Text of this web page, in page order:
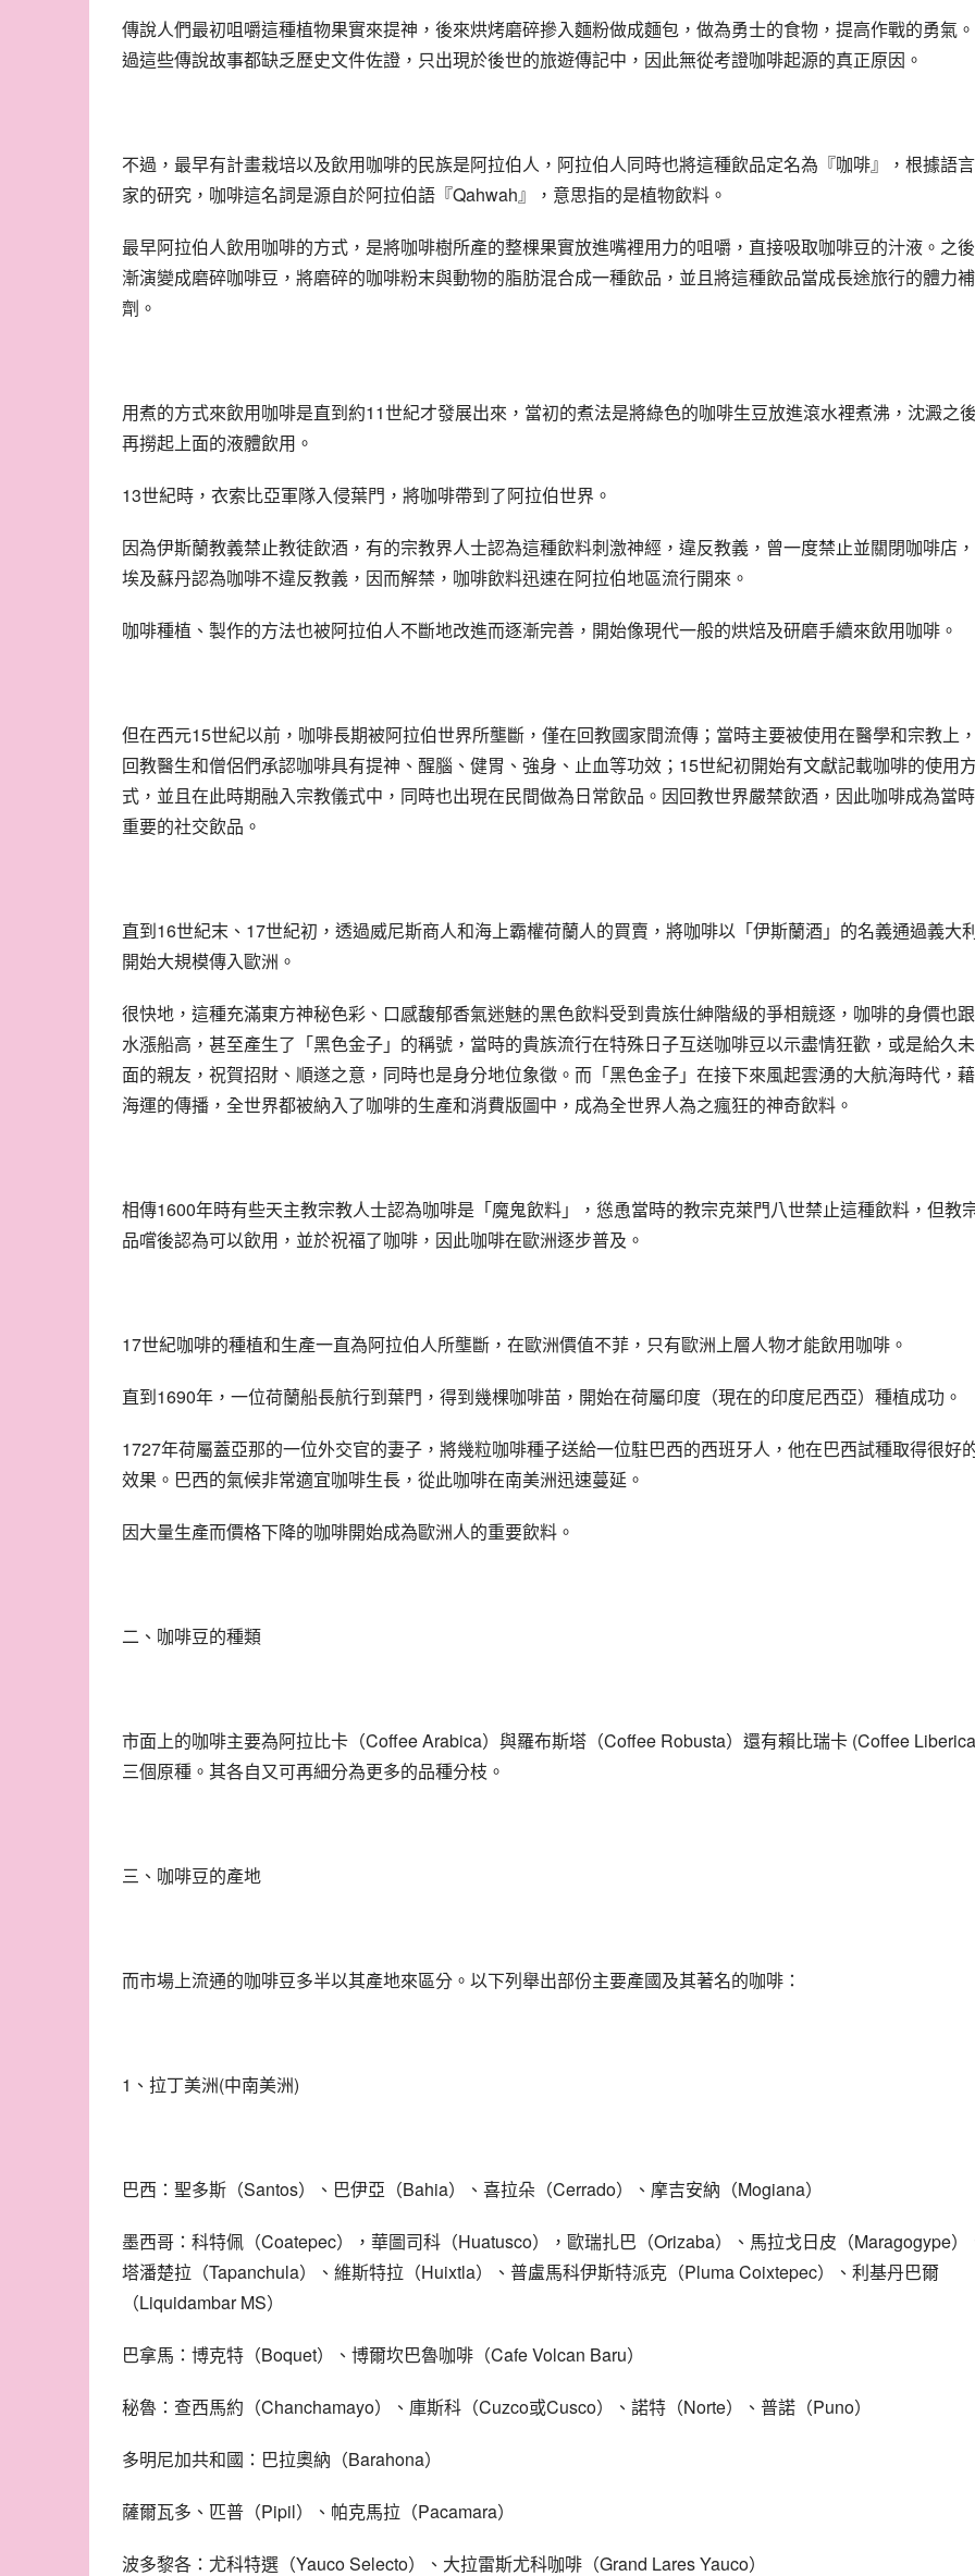
傳說人們最初咀嚼這種植物果實來提神，後來烘烤磨碎摻入麵粉做成麵包，做為勇士的食物，提高作戰的勇氣
過這些傳說故事都缺乏歷史文件佐證，只出現於後世的旅遊傳記中，因此無從考證咖啡起源的真正原因。
不過，最早有計畫栽培以及飲用咖啡的民族是阿拉伯人，阿拉伯人同時也將這種飲品定名為『咖啡』，根據語
家的研究，咖啡這名詞是源自於阿拉伯語『Qahwah』，意思指的是植物飲料。
最早阿拉伯人飲用咖啡的方式，是將咖啡樹所產的整棵果實放進嘴裡用力的咀嚼，直接吸取咖啡豆的汁液。之
漸演變成磨碎咖啡豆，將磨碎的咖啡粉末與動物的脂肪混合成一種飲品，並且將這種飲品當成長途旅行的體力
劑。
用煮的方式來飲用咖啡是直到約11世紀才發展出來，當初的煮法是將綠色的咖啡生豆放進滾水裡煮沸，沈澱之
再撈起上面的液體飲用。
13世紀時，衣索比亞軍隊入侵葉門，將咖啡帶到了阿拉伯世界。
因為伊斯蘭教義禁止教徒飲酒，有的宗教界人士認為這種飲料刺激神經，違反教義，曾一度禁止並關閉咖啡店
埃及蘇丹認為咖啡不違反教義，因而解禁，咖啡飲料迅速在阿拉伯地區流行開來。
咖啡種植、製作的方法也被阿拉伯人不斷地改進而逐漸完善，開始像現代一般的烘焙及研磨手續來飲用咖啡。
但在西元15世紀以前，咖啡長期被阿拉伯世界所壟斷，僅在回教國家間流傳；當時主要被使用在醫學和宗教上
回教醫生和僧侶們承認咖啡具有提神、醒腦、健胃、強身、止血等功效；15世紀初開始有文獻記載咖啡的使用
式，並且在此時期融入宗教儀式中，同時也出現在民間做為日常飲品。因回教世界嚴禁飲酒，因此咖啡成為當
重要的社交飲品。
直到16世紀末、17世紀初，透過威尼斯商人和海上霸權荷蘭人的買賣，將咖啡以「伊斯蘭酒」的名義通過義大
開始大規模傳入歐洲。
很快地，這種充滿東方神秘色彩、口感馥郁香氣迷魅的黑色飲料受到貴族仕紳階級的爭相競逐，咖啡的身價也
水漲船高，甚至產生了「黑色金子」的稱號，當時的貴族流行在特殊日子互送咖啡豆以示盡情狂歡，或是給久
面的親友，祝賀招財、順遂之意，同時也是身分地位象徵。而「黑色金子」在接下來風起雲湧的大航海時代，
海運的傳播，全世界都被納入了咖啡的生產和消費版圖中，成為全世界人為之瘋狂的神奇飲料。
相傳1600年時有些天主教宗教人士認為咖啡是「魔鬼飲料」，慫恿當時的教宗克萊門八世禁止這種飲料，但教
品嚐後認為可以飲用，並於祝福了咖啡，因此咖啡在歐洲逐步普及。
17世紀咖啡的種植和生產一直為阿拉伯人所壟斷，在歐洲價值不菲，只有歐洲上層人物才能飲用咖啡。
直到1690年，一位荷蘭船長航行到葉門，得到幾棵咖啡苗，開始在荷屬印度（現在的印度尼西亞）種植成功。
1727年荷屬蓋亞那的一位外交官的妻子，將幾粒咖啡種子送給一位駐巴西的西班牙人，他在巴西試種取得很好
效果。巴西的氣候非常適宜咖啡生長，從此咖啡在南美洲迅速蔓延。
因大量生產而價格下降的咖啡開始成為歐洲人的重要飲料。
二、咖啡豆的種類
市面上的咖啡主要為阿拉比卡（Coffee Arabica）與羅布斯塔（Coffee Robusta）還有賴比瑞卡 (Coffee
三個原種。其各自又可再細分為更多的品種分枝。
三、咖啡豆的產地
而市場上流通的咖啡豆多半以其產地來區分。以下列舉出部份主要產國及其著名的咖啡：
1、拉丁美洲(中南美洲)
巴西：聖多斯（Santos）、巴伊亞（Bahia）、喜拉朵（Cerrado）、摩吉安納（Mogiana）
墨西哥：科特佩（Coatepec），華圖司科（Huatusco），歐瑞扎巴（Orizaba）、馬拉戈日皮（Maragogype）
塔潘楚拉（Tapanchula）、維斯特拉（Huixtla）、普盧馬科伊斯特派克（Pluma Coixtepec）、利基丹巴爾
（Liquidambar MS）
巴拿馬：博克特（Boquet）、博爾坎巴魯咖啡（Cafe Volcan Baru）
秘魯：查西馬約（Chanchamayo）、庫斯科（Cuzco或Cusco）、諾特（Norte）、普諾（Puno）
多明尼加共和國：巴拉奧納（Barahona）
薩爾瓦多、匹普（Pipil）、帕克馬拉（Pacamara）
波多黎各：尤科特選（Yauco Selecto）、大拉雷斯尤科咖啡（Grand Lares Yauco）